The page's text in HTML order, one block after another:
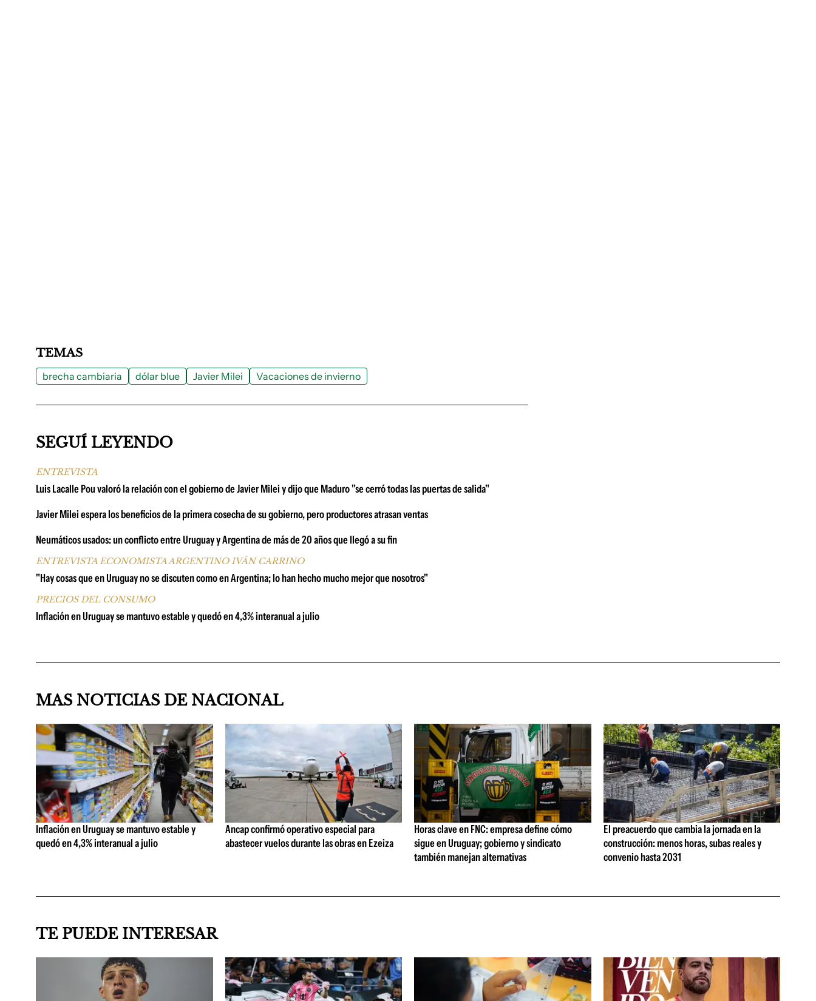
TEMAS
brecha cambiaria dólar blue Javier Milei Vacaciones de invierno
SEGUÍ LEYENDO
ENTREVISTA
Luis Lacalle Pou valoró la relación con el gobierno de Javier Milei y dijo que Maduro "se cerró todas las puertas de salida"
Javier Milei espera los beneficios de la primera cosecha de su gobierno, pero productores atrasan ventas
Neumáticos usados: un conflicto entre Uruguay y Argentina de más de 20 años que llegó a su fin
ENTREVISTA ECONOMISTA ARGENTINO IVÁN CARRINO
"Hay cosas que en Uruguay no se discuten como en Argentina; lo han hecho mucho mejor que nosotros"
PRECIOS DEL CONSUMO
Inflación en Uruguay se mantuvo estable y quedó en 4,3% interanual a julio
MAS NOTICIAS DE NACIONAL
Inflación en Uruguay se mantuvo estable y
quedó en 4,3% interanual a julio
Ancap confirmó operativo especial para
abastecer vuelos durante las obras en Ezeiza
Horas clave en FNC: empresa define cómo
sigue en Uruguay; gobierno y sindicato
también manejan alternativas
El preacuerdo que cambia la jornada en la
construcción: menos horas, subas reales y
convenio hasta 2031
TE PUEDE INTERESAR